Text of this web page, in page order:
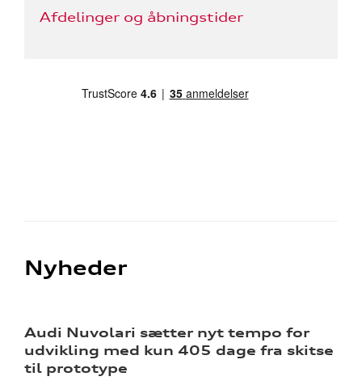
Afdelinger og åbningstider
Nyheder
Audi Nuvolari sætter nyt tempo for
udvikling med kun 405 dage fra skitse
til prototype